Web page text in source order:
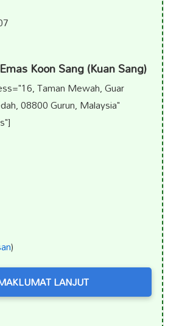
Koon Sang (Kuan Sang)
Taman Mewah, Guar
08800 Gurun, Malaysia"
)
LANJUT